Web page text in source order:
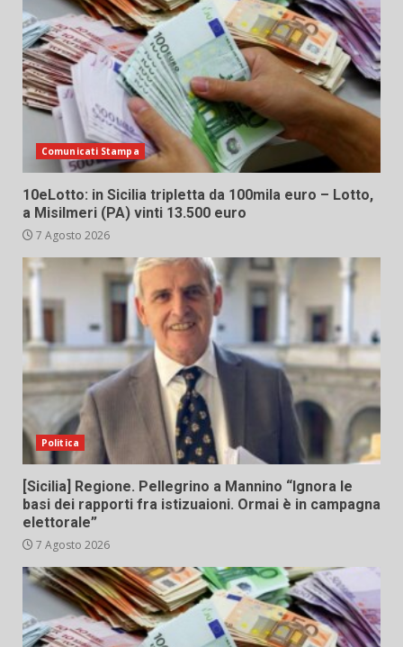
Comunicati Stampa
10eLotto: in Sicilia tripletta da 100mila euro – Lotto,
a Misilmeri (PA) vinti 13.500 euro
7 Agosto 2026
Politica
[Sicilia] Regione. Pellegrino a Mannino “Ignora le
basi dei rapporti fra istizuaioni. Ormai è in campagna
elettorale”
7 Agosto 2026